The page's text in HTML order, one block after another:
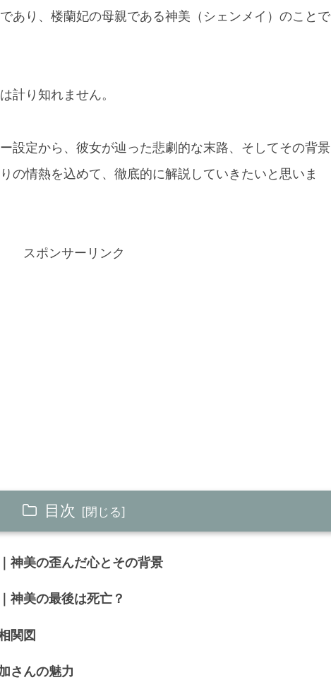
あり、楼蘭妃の母親である神美（シェンメイ）のことで
計り知れません。
設定から、彼女が辿った悲劇的な末路、そしてその背景
の情熱を込めて、徹底的に解説していきたいと思いま
スポンサーリンク
目次
神美の歪んだ心とその背景
神美の最後は死亡？
関図
さんの魅力